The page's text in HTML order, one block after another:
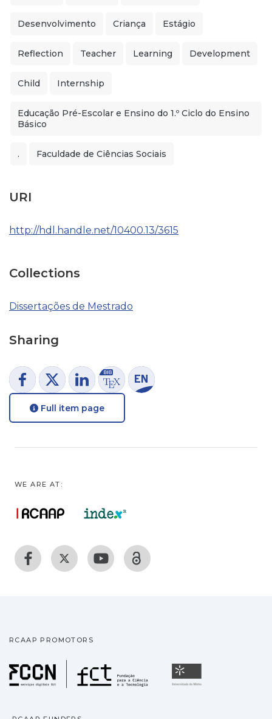
Desenvolvimento Criança Estágio
Reflection Teacher Learning Development
Child Internship
Educação Pré-Escolar e Ensino do 1.º Ciclo do Ensino
Básico
. Faculdade de Ciências Sociais
URI
http://hdl.handle.net/10400.13/3615
Collections
Dissertações de Mestrado
Sharing
Full item page
WE ARE AT:
RCAAP PROMOTORS
Fundação para a